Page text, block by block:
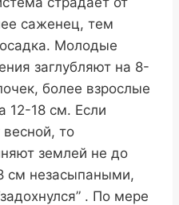
саженец, тем
Молодые
заглубляют на 8-
более взрослые
12-18 см. Если
то
землей не до
см незасыпаными,
. По мере